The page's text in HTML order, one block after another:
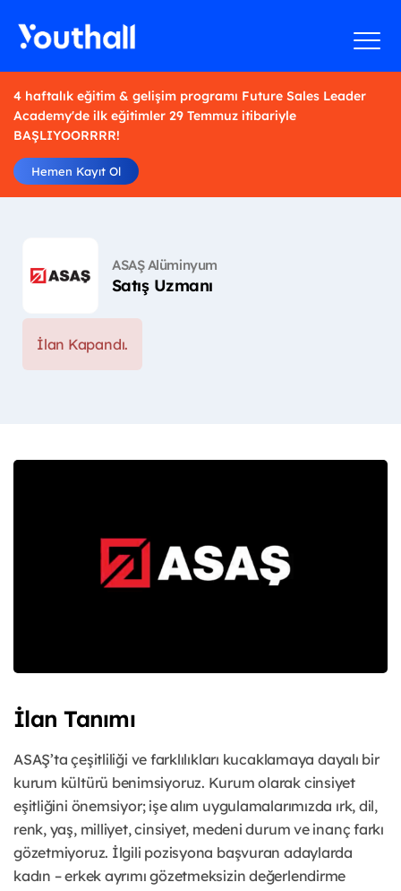
4 haftalık eğitim & gelişim programı Future Sales Leader
Academy'de ilk eğitimler 29 Temmuz itibariyle
BAŞLIYOORRRR!
Hemen Kayıt Ol
ASAŞ Alüminyum
Satış Uzmanı
İlan Kapandı.
İlan Tanımı
ASAŞ’ta çeşitliliği ve farklılıkları kucaklamaya dayalı bir
kurum kültürü benimsiyoruz. Kurum olarak cinsiyet
eşitliğini önemsiyor; işe alım uygulamalarımızda ırk, dil,
renk, yaş, milliyet, cinsiyet, medeni durum ve inanç farkı
gözetmiyoruz. İlgili pozisyona başvuran adaylarda
kadın – erkek ayrımı gözetmeksizin değerlendirme